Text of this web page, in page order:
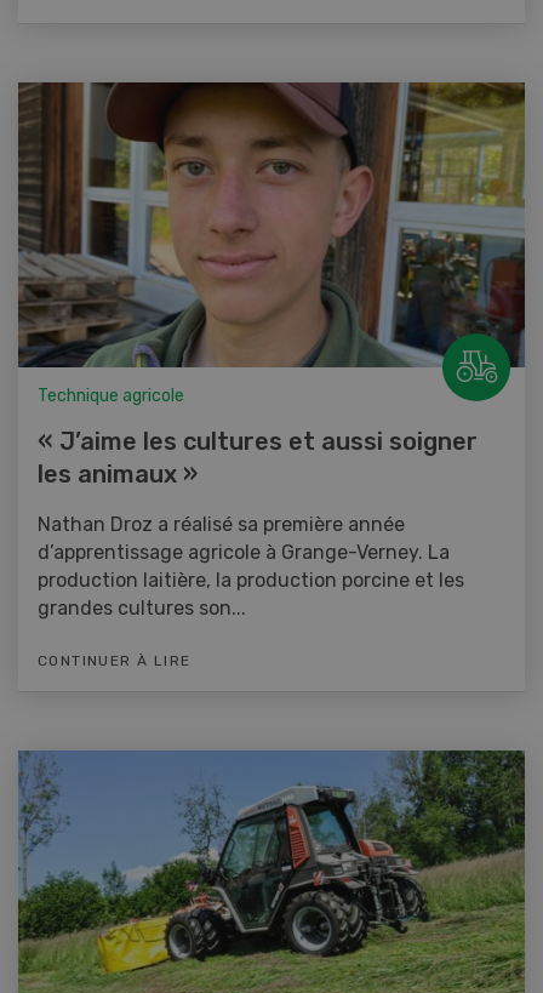
Technique agricole
« J’aime les cultures et aussi soigner
les animaux »
Nathan Droz a réalisé sa première année
d’apprentissage agricole à Grange-Verney. La
production laitière, la production porcine et les
grandes cultures son...
CONTINUER À LIRE